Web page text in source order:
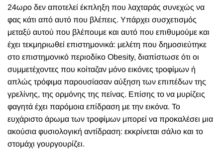
24ωρο δεν αποτελεί έκπληξη που λαχταράς συνεχώς να
φας κάτι από αυτό που βλέπεις. Υπάρχει συσχετισμός
μεταξύ αυτού που βλέπουμε και αυτό που επιθυμούμε και
έχει τεκμηριωθεί επιστημονικά: μελέτη που δημοσιεύτηκε
στο επιστημονικό περιοδίκο Obesity, διαπίστωσε ότι οι
συμμετέχοντες που κοίταζαν μόνο εικόνες τροφίμων ή
απλώς τρόφιμα παρουσίασαν αύξηση των επιπέδων της
γρελίνης, της ορμόνης της πείνας. Επίσης το να μυρίζεις
φαγητά έχει παρόμοια επίδραση με την εικόνα. Το
ευχάριστο άρωμα των τροφίμων μπορεί να προκαλέσει μια
ακούσια φυσιολογική αντίδραση: εκκρίνεται σάλιο και το
στομάχι γουργουρίζει.